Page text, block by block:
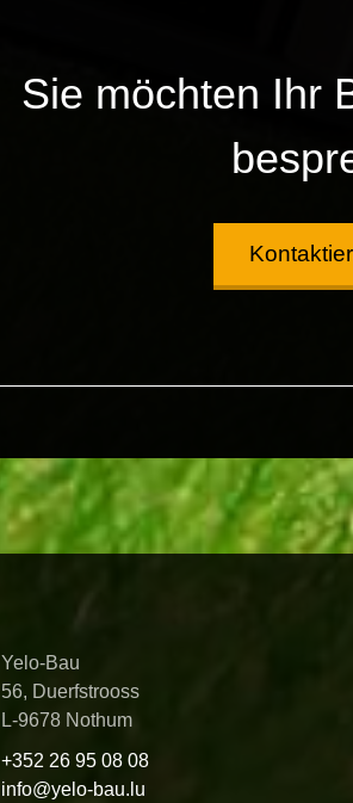
Sie möchten Ihr
Yelo-Bau
56, Duerfstrooss
L-9678 Nothum
+352 26 95 08 08
info@yelo-bau.lu